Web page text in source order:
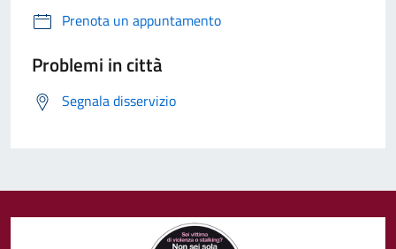
Prenota un appuntamento
Problemi in città
Segnala disservizio